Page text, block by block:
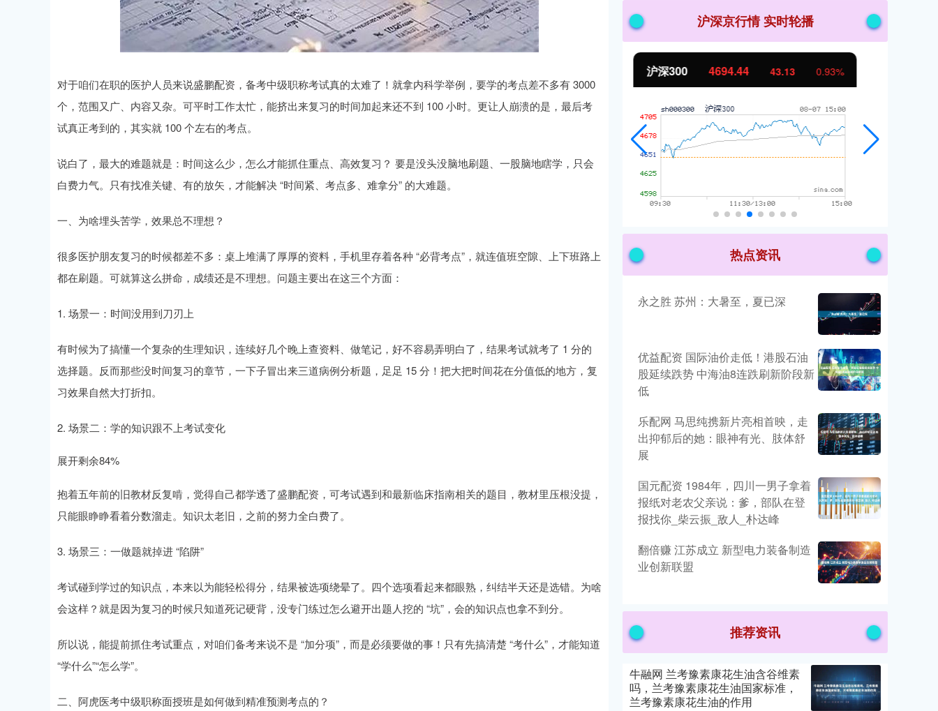
对于咱们在职的医护人员来说盛鹏配资，备考中级职称考试真的太难了！就拿内科学举例，要学的考点差不多有 3000
个，范围又广、内容又杂。可平时工作太忙，能挤出来复习的时间加起来还不到 100 小时。更让人崩溃的是，最后考
试真正考到的，其实就 100 个左右的考点。
说白了，最大的难题就是：时间这么少，怎么才能抓住重点、高效复习？ 要是没头没脑地刷题、一股脑地瞎学，只会
白费力气。只有找准关键、有的放矢，才能解决 “时间紧、考点多、难拿分” 的大难题。
一、为啥埋头苦学，效果总不理想？
很多医护朋友复习的时候都差不多：桌上堆满了厚厚的资料，手机里存着各种 “必背考点”，就连值班空隙、上下班路上
都在刷题。可就算这么拼命，成绩还是不理想。问题主要出在这三个方面：
1. 场景一：时间没用到刀刃上
有时候为了搞懂一个复杂的生理知识，连续好几个晚上查资料、做笔记，好不容易弄明白了，结果考试就考了 1 分的
选择题。反而那些没时间复习的章节，一下子冒出来三道病例分析题，足足 15 分！把大把时间花在分值低的地方，复
习效果自然大打折扣。
2. 场景二：学的知识跟不上考试变化
展开剩余84%
抱着五年前的旧教材反复啃，觉得自己都学透了盛鹏配资，可考试遇到和最新临床指南相关的题目，教材里压根没提，
只能眼睁睁看着分数溜走。知识太老旧，之前的努力全白费了。
3. 场景三：一做题就掉进 “陷阱”
考试碰到学过的知识点，本来以为能轻松得分，结果被选项绕晕了。四个选项看起来都眼熟，纠结半天还是选错。为啥
会这样？就是因为复习的时候只知道死记硬背，没专门练过怎么避开出题人挖的 “坑”，会的知识点也拿不到分。
所以说，能提前抓住考试重点，对咱们备考来说不是 “加分项”，而是必须要做的事！只有先搞清楚 “考什么”，才能知道
“学什么”“怎么学”。
二、阿虎医考中级职称面授班是如何做到精准预测考点的？
沪深京行情 实时轮播
北证50 1134.24 11.37 1.01%
热点资讯
永之胜 苏州：大暑至，夏已深
优益配资 国际油价走低！港股石油
股延续跌势 中海油8连跌刷新阶段新
低
乐配网 马思纯携新片亮相首映，走
出抑郁后的她：眼神有光、肢体舒
展
国元配资 1984年，四川一男子拿着
报纸对老农父亲说：爹，部队在登
报找你_柴云振_敌人_朴达峰
翻倍赚 江苏成立 新型电力装备制造
业创新联盟
推荐资讯
牛融网 兰考豫素康花生油含谷维素
吗，兰考豫素康花生油国家标准，
兰考豫素康花生油的作用